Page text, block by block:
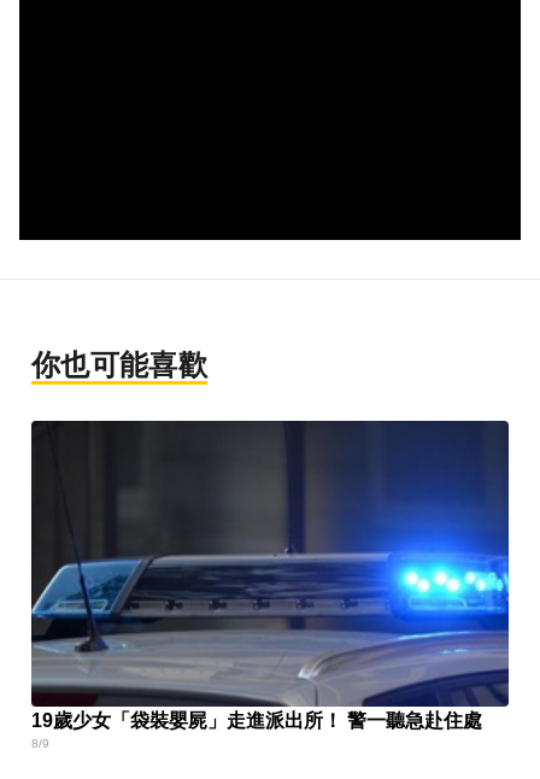
你也可能喜歡
19歲少女「袋裝嬰屍」走進派出所！ 警一聽急赴住處
8/9